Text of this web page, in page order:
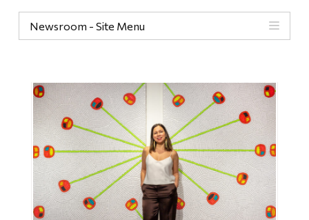
Newsroom - Site MenuLiens rapides
Outils
Liens
Menu principal
Programmes
Formation continue